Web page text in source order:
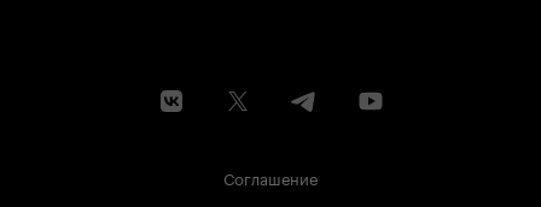
Соглашение